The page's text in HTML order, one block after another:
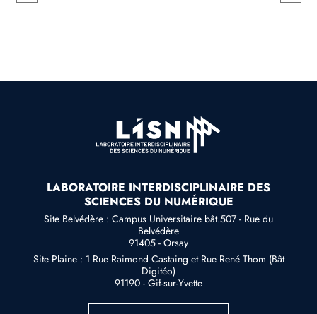
LABORATOIRE INTERDISCIPLINAIRE DES
SCIENCES DU NUMÉRIQUE
Site Belvédère : Campus Universitaire bât.507 - Rue du
Belvédère
91405 - Orsay
Site Plaine : 1 Rue Raimond Castaing et Rue René Thom (Bât
Digitéo)
91190 - Gif-sur-Yvette